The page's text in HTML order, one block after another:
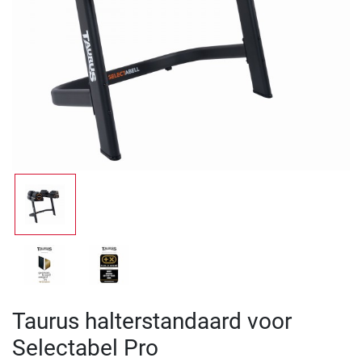
Taurus halterstandaard voor
Selectabel Pro